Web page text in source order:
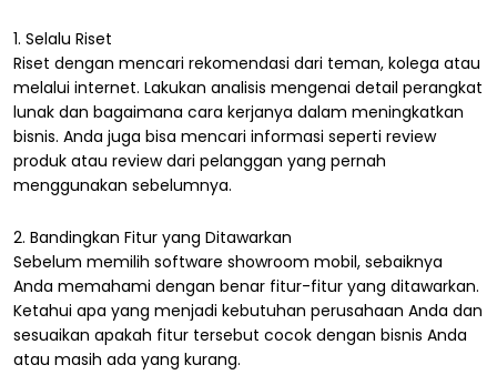
1. Selalu Riset
Riset dengan mencari rekomendasi dari teman, kolega atau
melalui internet. Lakukan analisis mengenai detail perangkat
lunak dan bagaimana cara kerjanya dalam meningkatkan
bisnis. Anda juga bisa mencari informasi seperti review
produk atau review dari pelanggan yang pernah
menggunakan sebelumnya.
2. Bandingkan Fitur yang Ditawarkan
Sebelum memilih software showroom mobil, sebaiknya
Anda memahami dengan benar fitur-fitur yang ditawarkan.
Ketahui apa yang menjadi kebutuhan perusahaan Anda dan
sesuaikan apakah fitur tersebut cocok dengan bisnis Anda
atau masih ada yang kurang.